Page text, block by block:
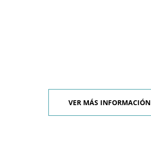
VER MÁS INFORMACIÓN